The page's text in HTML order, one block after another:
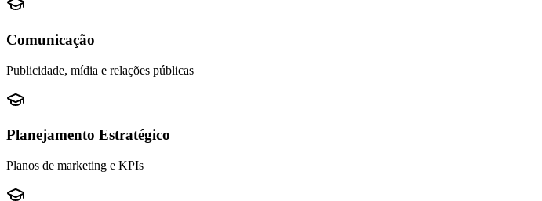
Comunicação
Publicidade, mídia e relações públicas
Planejamento Estratégico
Planos de marketing e KPIs